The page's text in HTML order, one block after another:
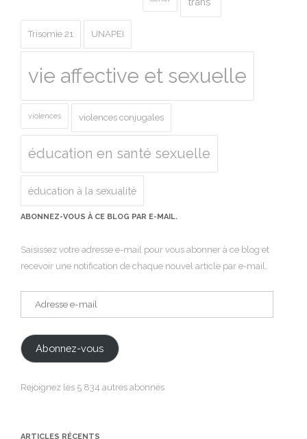
Trisomie 21 UNAPEI
vie affective et sexuelle
violences violences conjugales
éducation en santé sexuelle
éducation à la sexualité
ABONNEZ-VOUS À CE BLOG PAR E-MAIL.
Saisissez votre adresse e-mail pour vous abonner à ce blog et
recevoir une notification de chaque nouvel article par e-mail.
Abonnez-vous
Rejoignez les 5 834 autres abonnés
ARTICLES RÉCENTS